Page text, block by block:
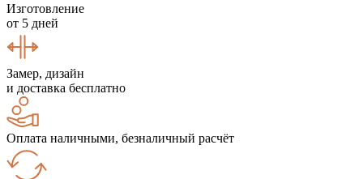
Изготовление
от 5 дней
Замер, дизайн
и доставка бесплатно
Оплата наличными, безналичный расчёт